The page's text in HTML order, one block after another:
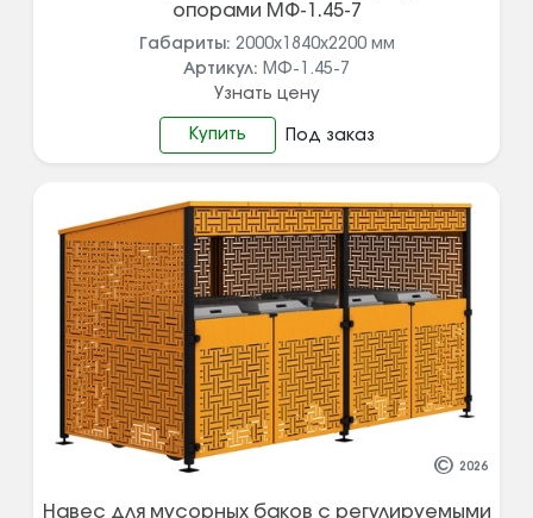
опорами МФ-1.45-7
Габариты: 2000х1840х2200 мм
Артикул: МФ-1.45-7
Узнать цену
Купить Под заказ
© 2026
Навес для мусорных баков с регулируемыми